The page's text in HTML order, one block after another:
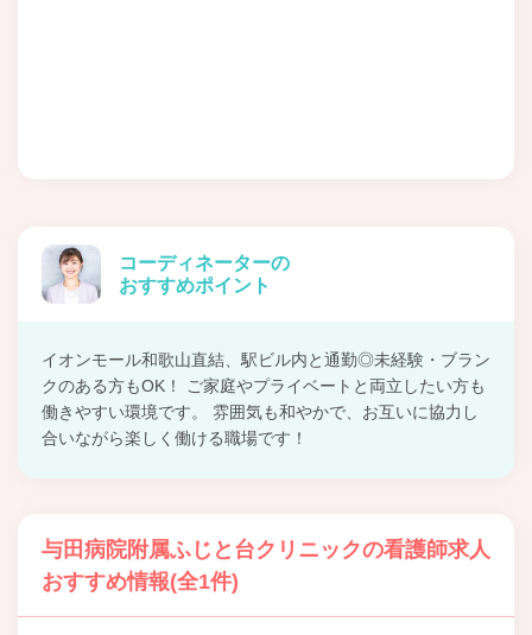
コーディネーターの
おすすめポイント
イオンモール和歌山直結、駅ビル内と通勤◎未経験・ブラン
クのある方もOK！ ご家庭やプライベートと両立したい方も
働きやすい環境です。 雰囲気も和やかで、お互いに協力し
合いながら楽しく働ける職場です！
与田病院附属ふじと台クリニックの看護師求人
おすすめ情報(全1件)